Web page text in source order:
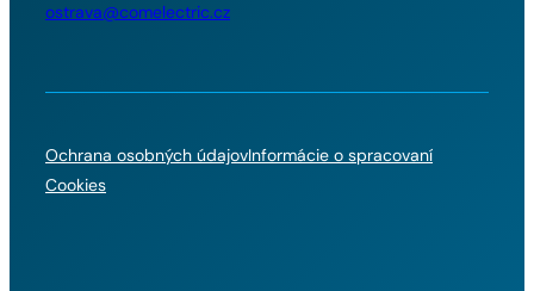
ostrava@comelectric.cz
Ochrana osobných údajovInformácie o spracovaní
Cookies